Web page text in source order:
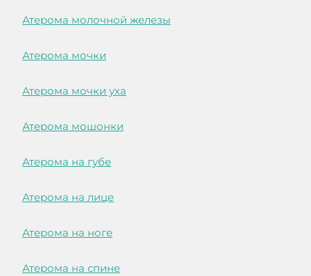
Атерома молочной железы
Атерома мочки
Атерома мочки уха
Атерома мошонки
Атерома на губе
Атерома на лице
Атерома на ноге
Атерома на спине